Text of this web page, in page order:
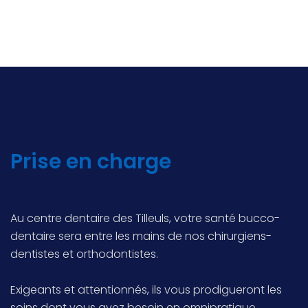
Prise en charge
Au centre dentaire des Tilleuls, votre santé bucco-
dentaire sera entre les mains de nos chirurgiens-
dentistes et orthodontistes.
Exigeants et attentionnés, ils vous prodigueront les